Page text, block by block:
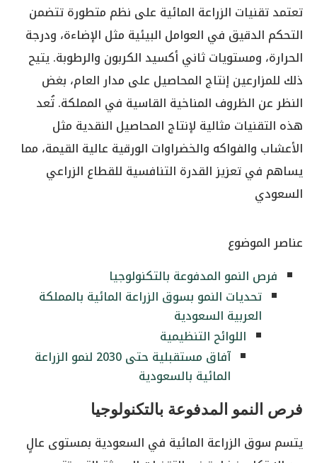
تعتمد تقنيات الزراعة المائية على نظم متطورة تتضمن
التحكم الدقيق في العوامل البيئية مثل الإضاءة، ودرجة
الحرارة، ومستويات ثاني أكسيد الكربون والرطوبة. يتيح
ذلك للمزارعين إنتاج المحاصيل على مدار العام، بغض
النظر عن الظروف المناخية القاسية في المملكة. تُعد
هذه التقنيات مثالية لإنتاج المحاصيل النقدية مثل
الأعشاب والفواكه والخضراوات الورقية عالية القيمة، مما
يساهم في تعزيز القدرة التنافسية للقطاع الزراعي
السعودي
عناصر الموضوع
فرص النمو المدفوعة بالتكنولوجيا
تحديات النمو بسوق الزراعة المائية بالمملكة
العربية السعودية
اللوائح التنظيمية
آفاق مستقبلية حتى 2030 لنمو الزراعة
المائية بالسعودية
فرص النمو المدفوعة بالتكنولوجيا
يتسم سوق الزراعة المائية في السعودية بمستوى عالٍ